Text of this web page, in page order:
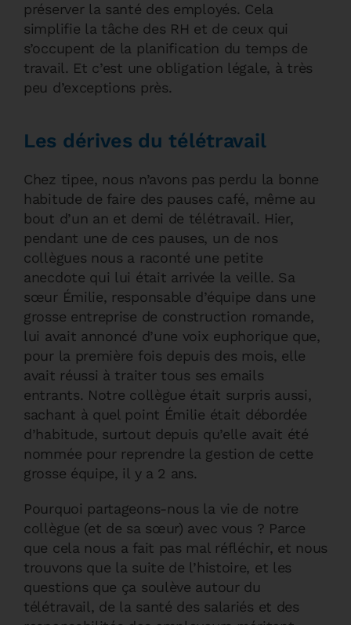
préserver la santé des employés. Cela
simplifie la tâche des RH et de ceux qui
s’occupent de la planification du temps de
travail. Et c’est une obligation légale, à très
peu d’exceptions près.
Les dérives du télétravail
Chez tipee, nous n’avons pas perdu la bonne
habitude de faire des pauses café, même au
bout d’un an et demi de télétravail. Hier,
pendant une de ces pauses, un de nos
collègues nous a raconté une petite
anecdote qui lui était arrivée la veille. Sa
sœur Émilie, responsable d’équipe dans une
grosse entreprise de construction romande,
lui avait annoncé d’une voix euphorique que,
pour la première fois depuis des mois, elle
avait réussi à traiter tous ses emails
entrants. Notre collègue était surpris aussi,
sachant à quel point Émilie était débordée
d’habitude, surtout depuis qu’elle avait été
nommée pour reprendre la gestion de cette
grosse équipe, il y a 2 ans.
Pourquoi partageons-nous la vie de notre
collègue (et de sa sœur) avec vous ? Parce
que cela nous a fait pas mal réfléchir, et nous
trouvons que la suite de l’histoire, et les
questions que ça soulève autour du
télétravail, de la santé des salariés et des